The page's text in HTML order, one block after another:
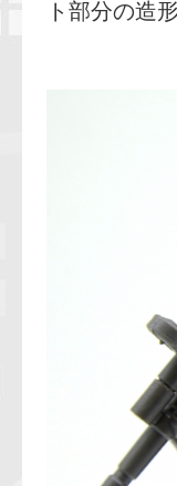
ト部分の造